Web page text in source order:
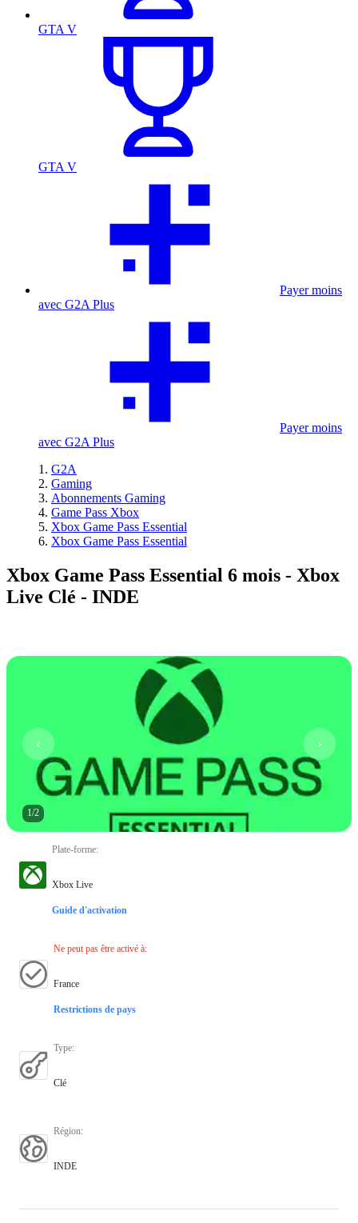
GTA V
GTA V
Payer moins
avec G2A Plus
Payer moins
avec G2A Plus
G2A
Gaming
Abonnements Gaming
Game Pass Xbox
Xbox Game Pass Essential
Xbox Game Pass Essential
Xbox Game Pass Essential 6 mois - Xbox
Live Clé - INDE
1/2
Plate-forme:
Xbox Live
Guide d'activation
Ne peut pas être activé à:
France
Restrictions de pays
Type:
Clé
Région:
INDE